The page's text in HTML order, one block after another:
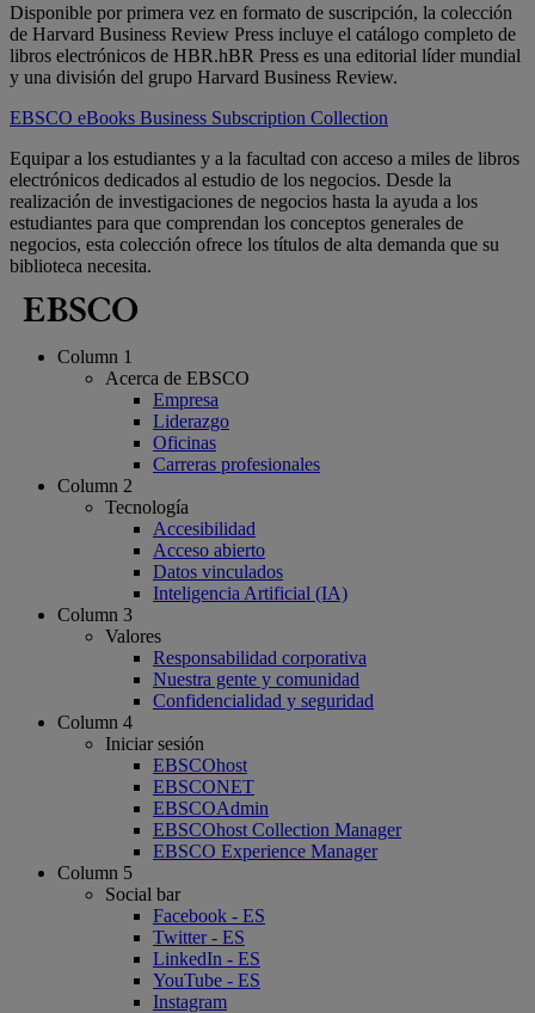
Disponible por primera vez en formato de suscripción, la colección
de Harvard Business Review Press incluye el catálogo completo de
libros electrónicos de HBR.hBR Press es una editorial líder mundial
y una división del grupo Harvard Business Review.
EBSCO eBooks Business Subscription Collection
Equipar a los estudiantes y a la facultad con acceso a miles de libros
electrónicos dedicados al estudio de los negocios. Desde la
realización de investigaciones de negocios hasta la ayuda a los
estudiantes para que comprendan los conceptos generales de
negocios, esta colección ofrece los títulos de alta demanda que su
biblioteca necesita.
Column 1
Acerca de EBSCO
Empresa
Liderazgo
Oficinas
Carreras profesionales
Column 2
Tecnología
Accesibilidad
Acceso abierto
Datos vinculados
Inteligencia Artificial (IA)
Column 3
Valores
Responsabilidad corporativa
Nuestra gente y comunidad
Confidencialidad y seguridad
Column 4
Iniciar sesión
EBSCOhost
EBSCONET
EBSCOAdmin
EBSCOhost Collection Manager
EBSCO Experience Manager
Column 5
Social bar
Facebook - ES
Twitter - ES
LinkedIn - ES
YouTube - ES
Instagram